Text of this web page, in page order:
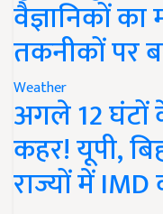
वैज्ञानिकों
तकनीकों पर
Weather
अगले 12 घंटों
कहर! यूपी,
राज्यों में